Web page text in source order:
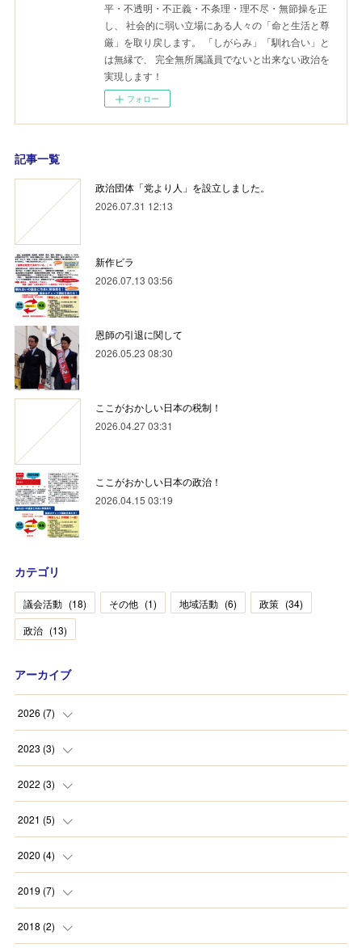
平・不透明・不正義・不条理・理不尽・無節操を正
し、 社会的に弱い立場にある人々の「命と生活と尊
厳」を取り戻します。 「しがらみ」「馴れ合い」と
は無縁で、 完全無所属議員でないと出来ない政治を
実現します！
フォロー
記事一覧
政治団体「党より人」を設立しました。
2026.07.31 12:13
新作ビラ
2026.07.13 03:56
恩師の引退に関して
2026.05.23 08:30
ここがおかしい日本の税制！
2026.04.27 03:31
ここがおかしい日本の政治！
2026.04.15 03:19
カテゴリ
議会活動 (18) その他 (1) 地域活動 (6) 政策 (34)
政治 (13)
アーカイブ
2026 (7)
( )
( )
(
2023 (3)
( )
( )
2022 (3)
( )
( )
(
2021 (5)
( )
( )
(
2020 (4)
( )
( )
2019 (7)
( )
2018 (2)